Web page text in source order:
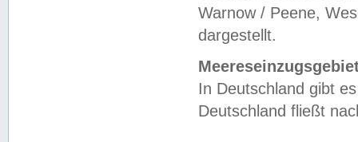
Warnow / Peene,
dargestellt.
In Deutschland gibt
Deutschland fließt